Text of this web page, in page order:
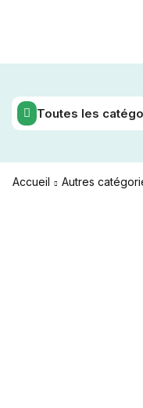
Toutes les
Accueil Autres